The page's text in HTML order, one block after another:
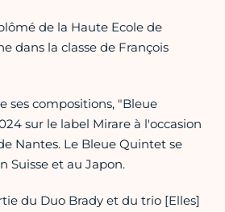
de la Haute Ecole de
dans la classe de François
ses compositions, "Bleue
sur le label Mirare à l'occasion
Nantes. Le Bleue Quintet se
Suisse et au Japon.
du Duo Brady et du trio [Elles]